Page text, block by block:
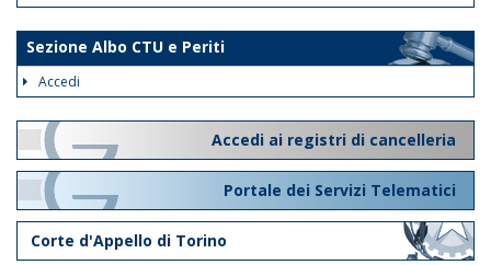
Sezione Albo CTU e Periti
Accedi
Accedi ai registri di cancelleria
Portale dei Servizi Telematici
Corte d'Appello di Torino